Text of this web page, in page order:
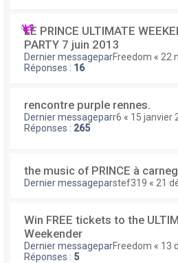
LE PRINCE ULTIMATE
PARTY 7 juin 2013
Dernier messageparFreedom « 22
Réponses : 16
rencontre purple rennes.
Dernier messageparr6 « 15 janvier
Réponses : 265
the music of PRINCE à
Dernier messageparstef319 « 21
Win FREE tickets to the
Weekender
Dernier messageparFreedom « 13
Réponses : 5